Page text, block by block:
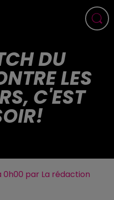
DU
LES
C'EST
0h00 par La rédaction